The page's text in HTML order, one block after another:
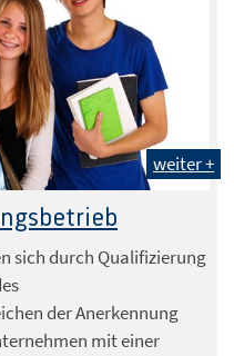
weiter +
sich durch Qualifizierung
der Anerkennung
mit einer